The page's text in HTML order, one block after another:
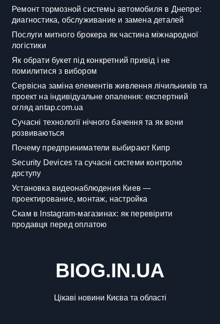
Ремонт тормозной системы автомобиля в Днепре:
диагностика, обслуживание и замена деталей
Послуги митного брокера як частина міжнародної
логістики
Як обрати букет під конкретний привід і не
помилитися з вибором
Сервісна заміна елементів живлення лічильників та
проект на індивідуальне опалення: експертний
огляд antap.com.ua
Сучасні технології нічного бачення та як вони
розвиваються
Почему предприниматели выбирают Кипр
Security Devices та сучасні системи контролю
доступу
Установка видеонаблюдения Киев —
проектирование, монтаж, настройка
Скам в Instagram-магазинах: як перевірити
продавця перед оплатою
BIOG.IN.UA
Цікаві новини Києва та області